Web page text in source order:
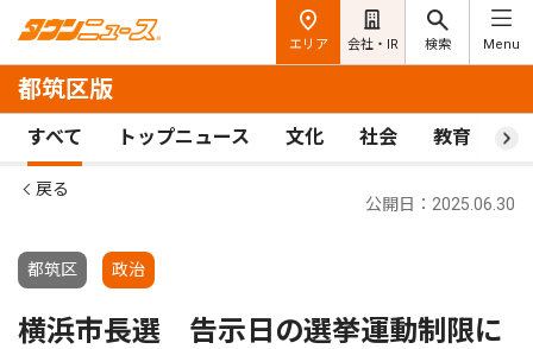
エリア 会社・IR 検索 Menu
都筑区版
すべて トップニュース 文化 社会 教育 ス
戻る
都筑区 政治
公開日：2025.06.30
横浜市長選 告示日の選挙運動制限に